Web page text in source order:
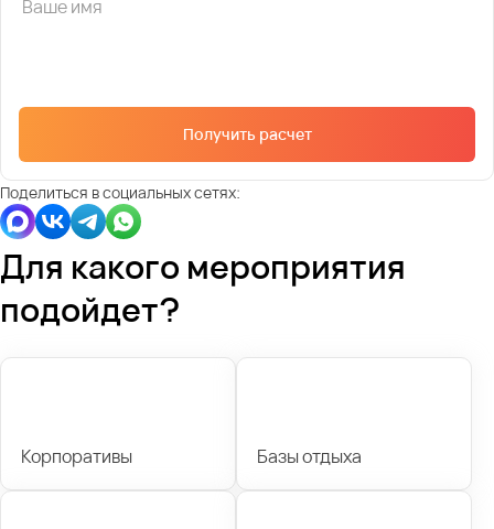
Получить расчет
Поделиться в социальных сетях:
Для какого мероприятия
подойдет?
Корпоративы Базы отдыха